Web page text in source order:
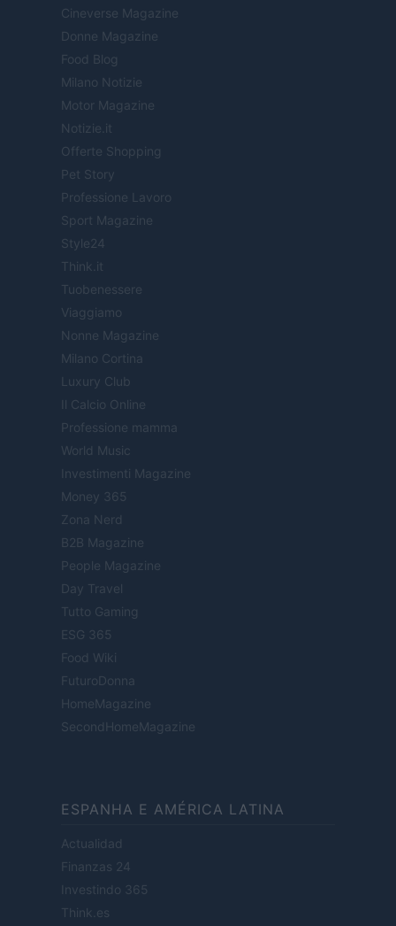
Cineverse Magazine
Donne Magazine
Food Blog
Milano Notizie
Motor Magazine
Notizie.it
Offerte Shopping
Pet Story
Professione Lavoro
Sport Magazine
Style24
Think.it
Tuobenessere
Viaggiamo
Nonne Magazine
Milano Cortina
Luxury Club
Il Calcio Online
Professione mamma
World Music
Investimenti Magazine
Money 365
Zona Nerd
B2B Magazine
People Magazine
Day Travel
Tutto Gaming
ESG 365
Food Wiki
FuturoDonna
HomeMagazine
SecondHomeMagazine
ESPANHA E AMÉRICA LATINA
Actualidad
Finanzas 24
Investindo 365
Think.es